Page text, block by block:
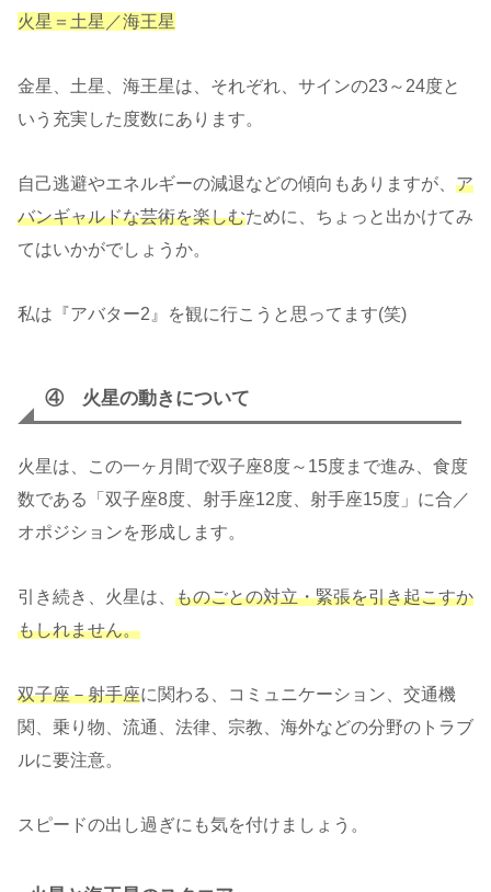
火星＝土星／海王星
金星、土星、海王星は、それぞれ、サインの23～24度と
いう充実した度数にあります。
自己逃避やエネルギーの減退などの傾向もありますが、 ア
バンギャルドな芸術を楽しむために、ちょっと出かけてみ
てはいかがでしょうか。
私は『アバター2』を観に行こうと思ってます(笑)
④ 火星の動きについて
火星は、この一ヶ月間で双子座8度～15度まで進み、食度
数である「双子座8度、射手座12度、射手座15度」に合／
オポジションを形成します。
引き続き、火星は、 ものごとの対立・緊張を引き起こすか
もしれません。
双子座－射手座に関わる、コミュニケーション、交通機
関、乗り物、流通、法律、宗教、海外などの分野のトラブ
ルに要注意。
スピードの出し過ぎにも気を付けましょう。